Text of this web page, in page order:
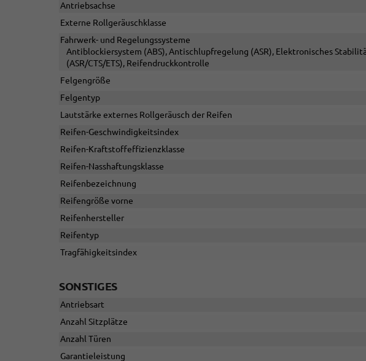
Antriebsachse
Externe Rollgeräuschklasse
Fahrwerk- und Regelungssysteme
Antiblockiersystem (ABS), Antischlupfregelung (ASR), Elektronisches
(ASR/CTS/ETS), Reifendruckkontrolle
Felgengröße
Felgentyp
Lautstärke externes Rollgeräusch der Reifen
Reifen-Geschwindigkeitsindex
Reifen-Kraftstoffeffizienzklasse
Reifen-Nasshaftungsklasse
Reifenbezeichnung
Reifengröße vorne
Reifenhersteller
Reifentyp
Tragfähigkeitsindex
SONSTIGES
Antriebsart
Anzahl Sitzplätze
Anzahl Türen
Garantieleistung